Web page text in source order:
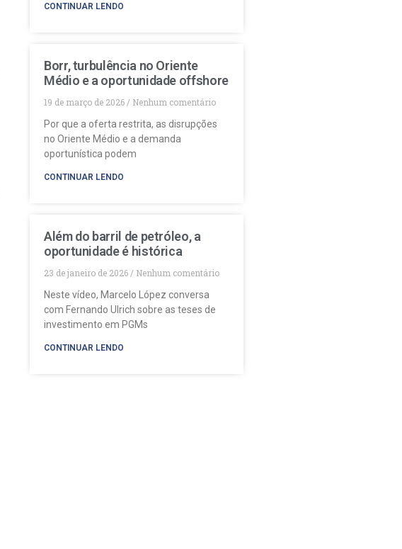
CONTINUAR LENDO
Borr, turbulência no Oriente
Médio e a oportunidade offshore
19 de março de 2026
Nenhum comentário
Por que a oferta restrita, as disrupções
no Oriente Médio e a demanda
oportunística podem
CONTINUAR LENDO
Além do barril de petróleo, a
oportunidade é histórica
23 de janeiro de 2026
Nenhum comentário
Neste vídeo, Marcelo López conversa
com Fernando Ulrich sobre as teses de
investimento em PGMs
CONTINUAR LENDO